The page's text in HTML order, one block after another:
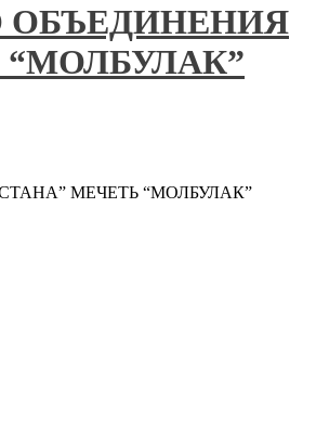
ОБЪЕДИНЕНИЯ
МЕЧЕТЬ “МОЛБУЛАК”